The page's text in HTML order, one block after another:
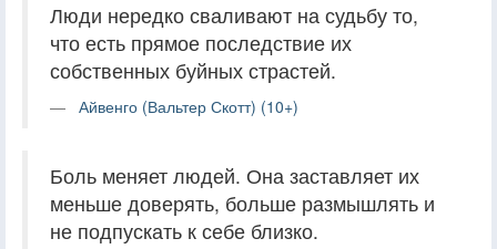
Люди нередко сваливают на судьбу то,
что есть прямое последствие их
собственных буйных страстей.
Айвенго (Вальтер Скотт) (10+)
Боль меняет людей. Она заставляет их
меньше доверять, больше размышлять и
не подпускать к себе близко.